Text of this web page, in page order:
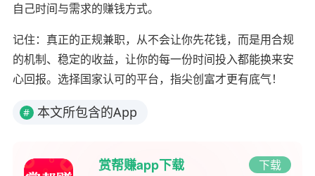
自己时间与需求的赚钱方式。
记住：真正的正规兼职，从不会让你先花钱，而是用合规
的机制、稳定的收益，让你的每一份时间投入都能换来安
心回报。选择国家认可的平台，指尖创富才更有底气！
# 本文所包含的App
赏帮赚app下载 下载